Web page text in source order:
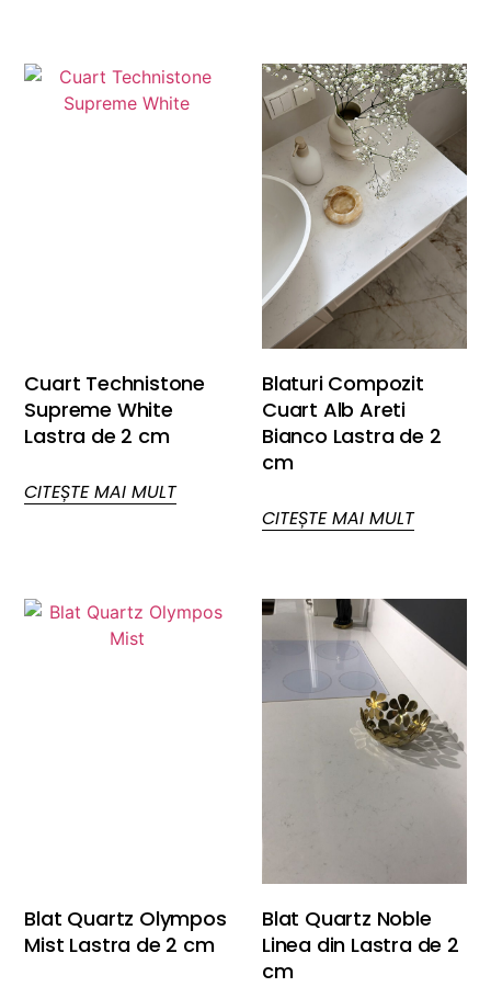
Cuart Technistone
Supreme White
Lastra de 2 cm
CITEȘTE MAI MULT
Blaturi Compozit
Cuart Alb Areti
Bianco Lastra de 2
cm
CITEȘTE MAI MULT
Blat Quartz Olympos
Mist Lastra de 2 cm
Blat Quartz Noble
Linea din Lastra de 2
cm